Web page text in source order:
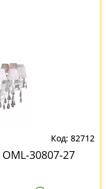
82712
30807-27